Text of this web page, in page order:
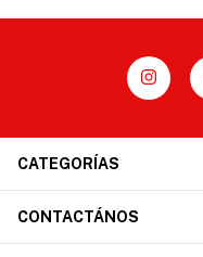
CATEGORÍAS
CONTACTÁNOS